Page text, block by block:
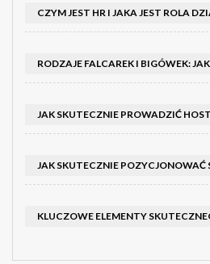
CZYM JEST HR I JAKA JEST ROLA